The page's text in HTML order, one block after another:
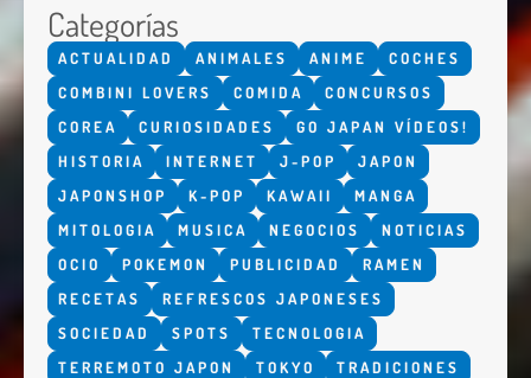
Categorías
ACTUALIDAD ANIMALES ANIME
COCHES
COMBINI LOVERS
COMIDA
CONCURSOS
COREA
CURIOSIDADES
GO JAPAN VÍDEOS!
HISTORIA
INTERNET J-POP
JAPON
JAPONSHOP
K-POP KAWAII
MANGA
MITOLOGIA
MUSICA NEGOCIOS
NOTICIAS
OCIO
POKEMON PUBLICIDAD
RAMEN
RECETAS
REFRESCOS JAPONESES
SOCIEDAD
SPOTS
TECNOLOGIA
TERREMOTO JAPON
TOKYO TRADICIONES